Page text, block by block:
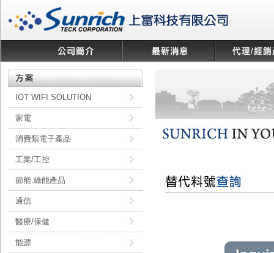
IOT WIFI SOLUTION
家電
消費類電子產品
工業/工控
節能.綠能產品
通信
醫療/保健
能源